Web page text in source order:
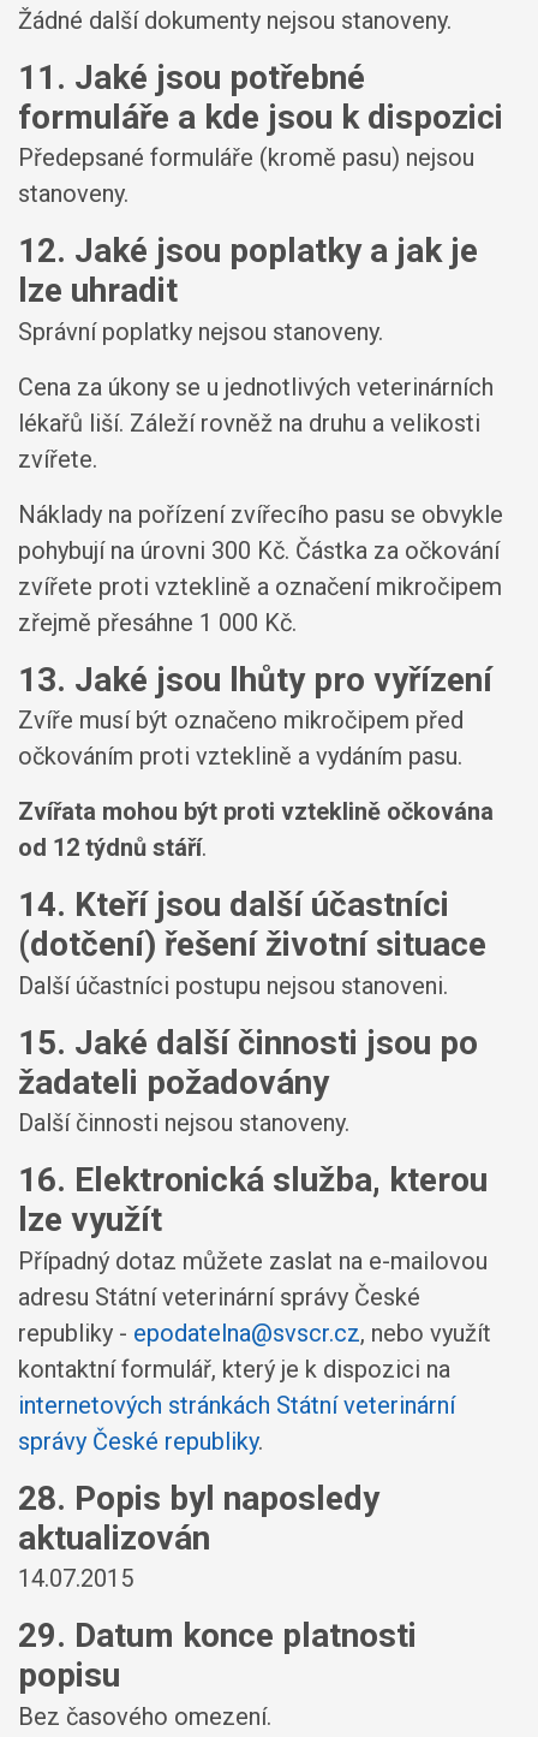
Žádné další dokumenty nejsou stanoveny.
11. Jaké jsou potřebné
formuláře a kde jsou k dispozici
Předepsané formuláře (kromě pasu) nejsou
stanoveny.
12. Jaké jsou poplatky a jak je
lze uhradit
Správní poplatky nejsou stanoveny.
Cena za úkony se u jednotlivých veterinárních
lékařů liší. Záleží rovněž na druhu a velikosti
zvířete.
Náklady na pořízení zvířecího pasu se obvykle
pohybují na úrovni 300 Kč. Částka za očkování
zvířete proti vzteklině a označení mikročipem
zřejmě přesáhne 1 000 Kč.
13. Jaké jsou lhůty pro vyřízení
Zvíře musí být označeno mikročipem před
očkováním proti vzteklině a vydáním pasu.
Zvířata mohou být proti vzteklině očkována
od 12 týdnů stáří.
14. Kteří jsou další účastníci
(dotčení) řešení životní situace
Další účastníci postupu nejsou stanoveni.
15. Jaké další činnosti jsou po
žadateli požadovány
Další činnosti nejsou stanoveny.
16. Elektronická služba, kterou
lze využít
Případný dotaz můžete zaslat na e-mailovou
adresu Státní veterinární správy České
republiky - epodatelna@svscr.cz, nebo využít
kontaktní formulář, který je k dispozici na
internetových stránkách Státní veterinární
správy České republiky.
28. Popis byl naposledy
aktualizován
14.07.2015
29. Datum konce platnosti
popisu
Bez časového omezení.